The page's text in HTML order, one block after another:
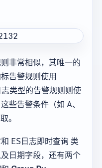
非常相似，其唯一的
告警规则使用
类型的告警规则则使
些告警条件（如 A、
。
ES日志即时查询 类
日期字段，还有两个